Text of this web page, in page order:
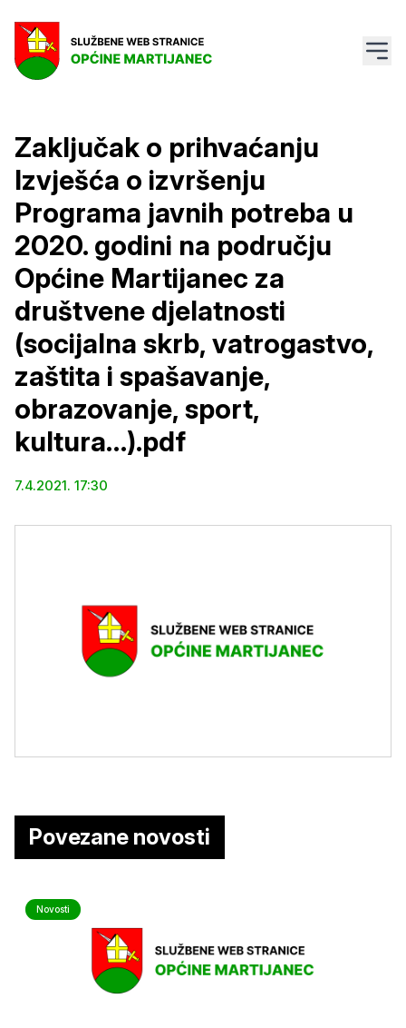
Zaključak o prihvaćanju
Izvješća o izvršenju
Programa javnih potreba u
2020. godini na području
Općine Martijanec za
društvene djelatnosti
(socijalna skrb, vatrogastvo,
zaštita i spašavanje,
obrazovanje, sport,
kultura…).pdf
7.4.2021. 17:30
Povezane novosti
Novosti